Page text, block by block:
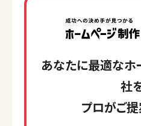
あなたに最適なホ
社
プロがご提